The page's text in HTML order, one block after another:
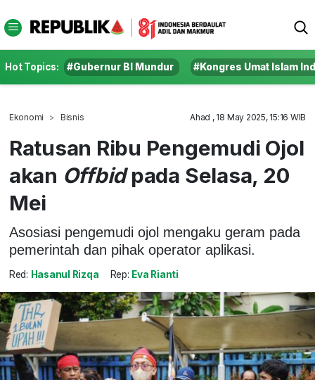
Hot Topics: #Gubernur BI Mundur #Kongres Umat Islam
Ekonomi Bisnis Ahad , 18 May 2025, 15:16 WIB
Ratusan Ribu Pengemudi Ojol
akan Offbidpada Selasa, 20
Mei
Asosiasi pengemudi ojol mengaku geram pada
pemerintah dan pihak operator aplikasi.
Red: Hasanul Rizqa Rep: Eva Rianti